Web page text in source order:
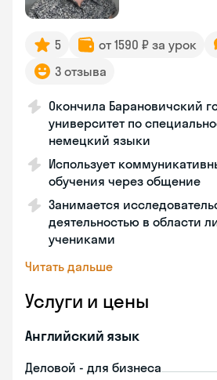
5 от 1590 ₽ за урок
3 отзыва
Окончила Барановичский
университет по
немецкий языки
Использует
обучения через общение
Занимается
деятельностью в области
учениками
Читать дальше
Услуги и цены
Английский язык
Деловой - для бизнеса